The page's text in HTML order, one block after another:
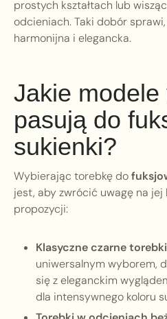
prostych kształtach lub
odcieniach. Taki dobór
harmonijna i elegancka.
Jakie modele
pasują do
sukienki?
Wybierając torebkę do
jest, aby zwrócić uwagę na jej
propozycji:
Klasyczne czarne torebki
uniwersalnym wyborem,
się z eleganckim
dla intensywnego koloru